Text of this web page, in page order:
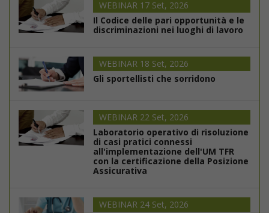
WEBINAR 17 Set, 2026
Il Codice delle pari opportunità e le
discriminazioni nei luoghi di lavoro
WEBINAR 18 Set, 2026
Gli sportellisti che sorridono
WEBINAR 22 Set, 2026
Laboratorio operativo di risoluzione
di casi pratici connessi
all'implementazione dell'UM TFR
con la certificazione della Posizione
Assicurativa
WEBINAR 24 Set, 2026